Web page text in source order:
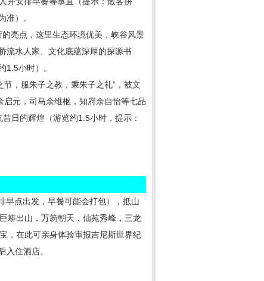
准）。
亮点，这里生态环境优美，峡谷风景
流水人家、文化底蕴深厚的探源书
1.5小时）。
，服朱子之教，秉朱子之礼”，被文
启元，司马余维枢，知府余自怡等七品
日的辉煌（游览约1.5小时，提示：
早点出发，早餐可能会打包），抵山
蟒出山，万笏朝天，仙苑秀峰，三龙
，在此可亲身体验审报吉尼斯世界纪
入住酒店。